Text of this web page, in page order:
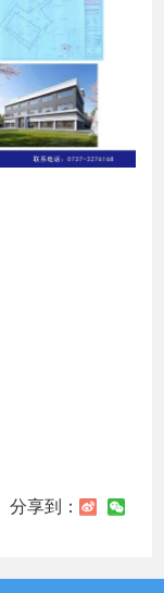
分享到：